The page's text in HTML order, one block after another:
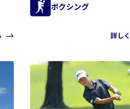
ボクシング
詳し